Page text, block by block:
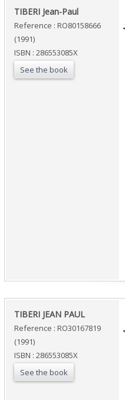
‎TIBERI Jean-Paul‎
Reference : RO80158666
(1991)
ISBN : 286553085X
See the book
‎TIBERI JEAN PAUL‎
Reference : RO30167819
(1991)
ISBN : 286553085X
See the book